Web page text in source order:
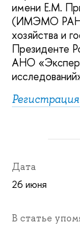
имени Е.М.
(ИМЭМО РАН),
хозяйства и
Президенте
АНО
Дата
26 июня
В статье